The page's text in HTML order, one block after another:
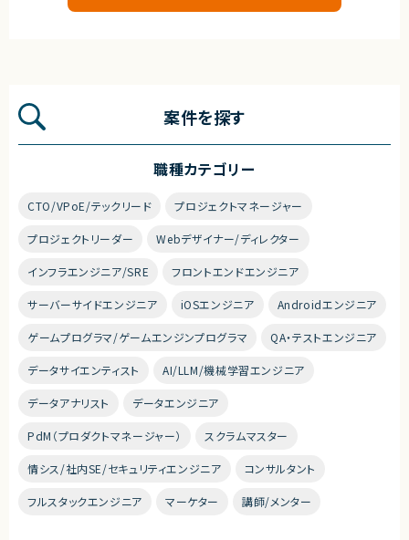
案件を探す
職種カテゴリー
CTO/VPoE/テックリード プロジェクトマネージャー
プロジェクトリーダー Webデザイナー/ディレクター
インフラエンジニア/SRE フロントエンドエンジニア
サーバーサイドエンジニア iOSエンジニア Androidエンジニア
ゲームプログラマ/ゲームエンジンプログラマ QA・テストエンジニア
データサイエンティスト AI/LLM/機械学習エンジニア
データアナリスト データエンジニア
PdM（プロダクトマネージャー） スクラムマスター
情シス/社内SE/セキュリティエンジニア コンサルタント
フルスタックエンジニア マーケター 講師/メンター